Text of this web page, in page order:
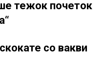
тежок почеток
со вакви